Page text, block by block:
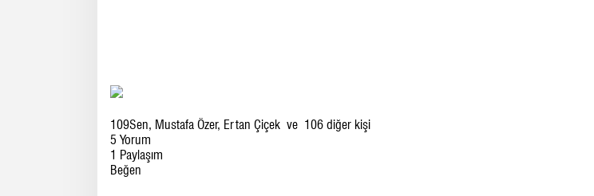
109Sen, Mustafa Özer, Ertan Çiçek ve 106 diğer kişi
5 Yorum
1 Paylaşım
Beğen